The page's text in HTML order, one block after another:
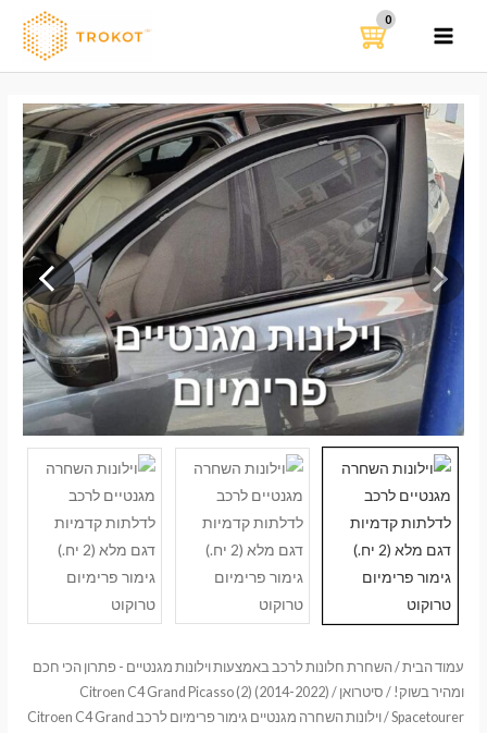
MAIN
עמוד הבית/השחרת חלונות לרכב באמצעות וילונות מגנטיים - פתרון הכי חכם
ומהיר בשוק! / סיטרואן /
Citroen C4 Grand Picasso (2) (2014-2022)
Spacetourer
/ וילונות השחרה מגנטיים גימור פרימיום לרכב Citroen C4 Grand